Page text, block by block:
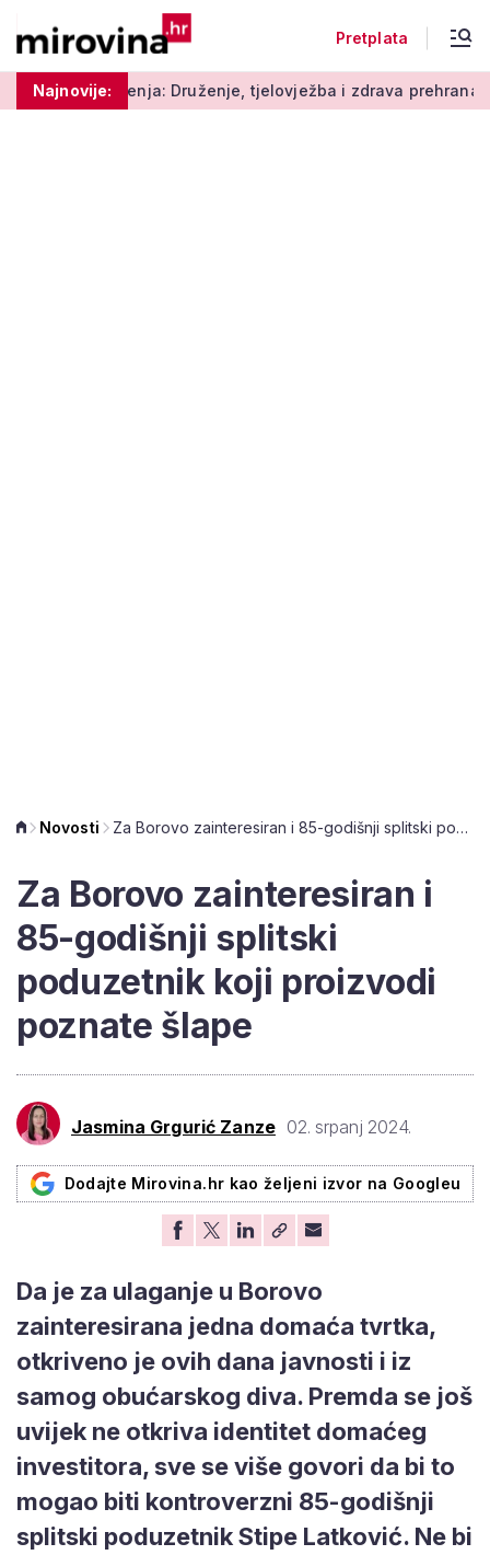
Pretplata
Najnovije:
Druženje, tjelovježba i zdrava prehrana za umirovljenike
Novosti Za Borovo zainteresiran i 85-godišnji splitski poduzetnik koji proizvodi poznate šlape
Za Borovo zainteresiran i
85-godišnji splitski
poduzetnik koji proizvodi
poznate šlape
Jasmina Grgurić Zanze 02. srpanj 2024.
Dodajte Mirovina.hr kao željeni izvor na Googleu
Da je za ulaganje u Borovo
zainteresirana jedna domaća tvrtka,
otkriveno je ovih dana javnosti i iz
samog obućarskog diva. Premda se još
uvijek ne otkriva identitet domaćeg
investitora, sve se više govori da bi to
mogao biti kontroverzni 85-godišnji
splitski poduzetnik Stipe Latković. Ne bi